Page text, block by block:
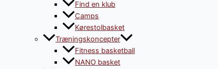
Find en klub
Camps
Kørestolbasket
Træningskoncepter
Fitness basketball
NANO basket